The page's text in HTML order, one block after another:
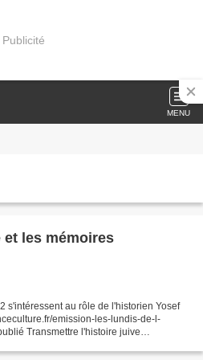
Publicité
MENU
les mémoires
s'intéressent au rôle de l'historien Yosef
emission-les-lundis-de-l-
Transmettre l'histoire juive